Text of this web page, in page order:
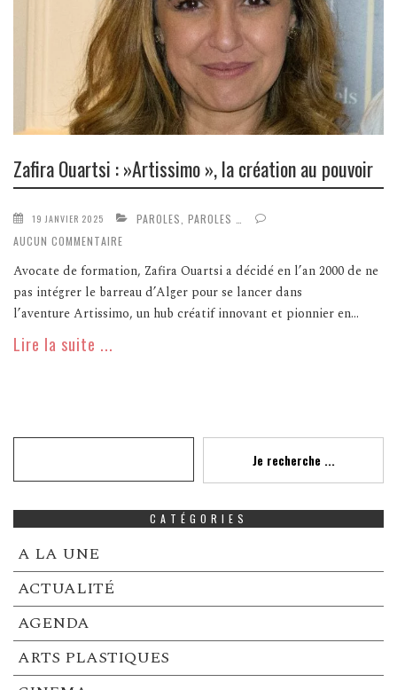
Zafira Ouartsi : »Artissimo », la création au pouvoir
19 JANVIER 2025
PAROLES, PAROLES …
AUCUN COMMENTAIRE
Avocate de formation, Zafira Ouartsi a décidé en l’an 2000 de ne
pas intégrer le barreau d’Alger pour se lancer dans
l’aventure Artissimo, un hub créatif innovant et pionnier en...
Lire la suite ...
Je recherche ...
CATÉGORIES
A LA UNE
ACTUALITÉ
AGENDA
ARTS PLASTIQUES